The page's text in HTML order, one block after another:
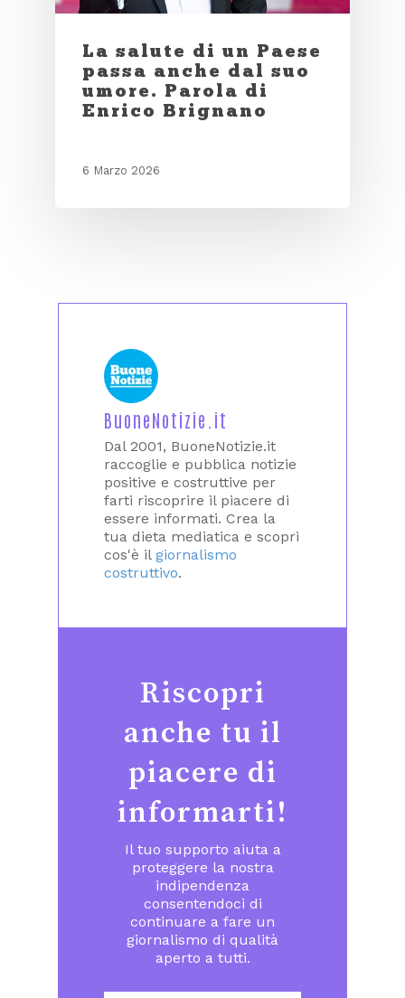
La salute di un Paese
passa anche dal suo
umore. Parola di
Enrico Brignano
6 Marzo 2026
BuoneNotizie.it
Dal 2001, BuoneNotizie.it
raccoglie e pubblica notizie
positive e costruttive per
farti riscoprire il piacere di
essere informati. Crea la
tua dieta mediatica e scopri
cos'è il giornalismo
costruttivo.
Riscopri
anche tu il
piacere di
informarti!
Il tuo supporto aiuta a
proteggere la nostra
indipendenza
consentendoci di
continuare a fare un
giornalismo di qualità
aperto a tutti.